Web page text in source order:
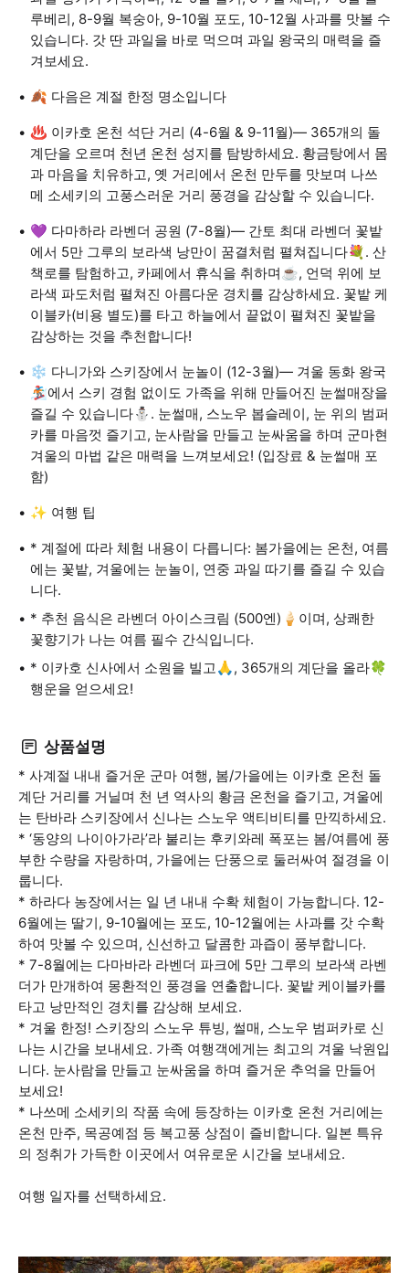
루베리, 8-9월 복숭아, 9-10월 포도, 10-12월 사과를 맛볼 수
있습니다. 갓 딴 과일을 바로 먹으며 과일 왕국의 매력을 즐
겨보세요.
🍂 다음은 계절 한정 명소입니다
♨️ 이카호 온천 석단 거리 (4-6월 & 9-11월)— 365개의 돌
계단을 오르며 천년 온천 성지를 탐방하세요. 황금탕에서 몸
과 마음을 치유하고, 옛 거리에서 온천 만두를 맛보며 나쓰
메 소세키의 고풍스러운 거리 풍경을 감상할 수 있습니다.
💜 다마하라 라벤더 공원 (7-8월)— 간토 최대 라벤더 꽃밭
에서 5만 그루의 보라색 낭만이 꿈결처럼 펼쳐집니다💐. 산
책로를 탐험하고, 카페에서 휴식을 취하며☕️, 언덕 위에 보
라색 파도처럼 펼쳐진 아름다운 경치를 감상하세요. 꽃밭 케
이블카(비용 별도)를 타고 하늘에서 끝없이 펼쳐진 꽃밭을
감상하는 것을 추천합니다!
❄️ 다니가와 스키장에서 눈놀이 (12-3월)— 겨울 동화 왕국
🏂에서 스키 경험 없이도 가족을 위해 만들어진 눈썰매장을
즐길 수 있습니다⛄️. 눈썰매, 스노우 봅슬레이, 눈 위의 범퍼
카를 마음껏 즐기고, 눈사람을 만들고 눈싸움을 하며 군마현
겨울의 마법 같은 매력을 느껴보세요! (입장료 & 눈썰매 포
함)
✨ 여행 팁
* 계절에 따라 체험 내용이 다릅니다: 봄가을에는 온천, 여름
에는 꽃밭, 겨울에는 눈놀이, 연중 과일 따기를 즐길 수 있습
니다.
* 추천 음식은 라벤더 아이스크림 (500엔)🍦이며, 상쾌한
꽃향기가 나는 여름 필수 간식입니다.
* 이카호 신사에서 소원을 빌고🙏, 365개의 계단을 올라🍀
행운을 얻으세요!
상품설명
* 사계절 내내 즐거운 군마 여행, 봄/가을에는 이카호 온천 돌
계단 거리를 거닐며 천 년 역사의 황금 온천을 즐기고, 겨울에
는 탄바라 스키장에서 신나는 스노우 액티비티를 만끽하세요.
* ‘동양의 나이아가라’라 불리는 후키와레 폭포는 봄/여름에 풍
부한 수량을 자랑하며, 가을에는 단풍으로 둘러싸여 절경을 이
룹니다.
* 하라다 농장에서는 일 년 내내 수확 체험이 가능합니다. 12-
6월에는 딸기, 9-10월에는 포도, 10-12월에는 사과를 갓 수확
하여 맛볼 수 있으며, 신선하고 달콤한 과즙이 풍부합니다.
* 7-8월에는 다마바라 라벤더 파크에 5만 그루의 보라색 라벤
더가 만개하여 몽환적인 풍경을 연출합니다. 꽃밭 케이블카를
타고 낭만적인 경치를 감상해 보세요.
* 겨울 한정! 스키장의 스노우 튜빙, 썰매, 스노우 범퍼카로 신
나는 시간을 보내세요. 가족 여행객에게는 최고의 겨울 낙원입
니다. 눈사람을 만들고 눈싸움을 하며 즐거운 추억을 만들어
보세요!
* 나쓰메 소세키의 작품 속에 등장하는 이카호 온천 거리에는
온천 만주, 목공예점 등 복고풍 상점이 즐비합니다. 일본 특유
의 정취가 가득한 이곳에서 여유로운 시간을 보내세요.
여행 일자를 선택하세요.